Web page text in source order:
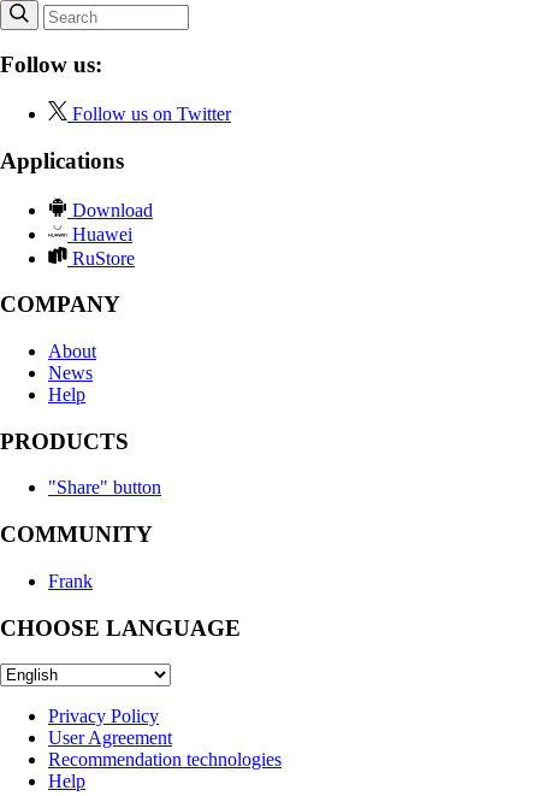
Follow us:
Follow us on Twitter
Applications
Download
Huawei
RuStore
COMPANY
About
News
Help
PRODUCTS
"Share" button
COMMUNITY
Frank
CHOOSE LANGUAGE
Privacy Policy
User Agreement
Recommendation technologies
Help